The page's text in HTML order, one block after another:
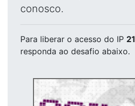
conosco.
Para liberar o acesso do IP
responda ao desafio abaixo.